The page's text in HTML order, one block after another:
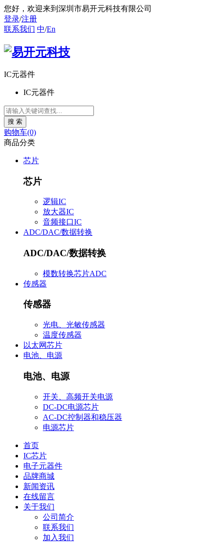
您好 ，欢迎来到深圳市易开元科技有限公司
登录/注册
联系我们 中/En
IC元器件
IC元器件
购物车(0)
商品分类
芯片
芯片
逻辑IC
放大器IC
音频接口IC
ADC/DAC/数据转换
ADC/DAC/数据转换
模数转换芯片ADC
传感器
传感器
光电、光敏传感器
温度传感器
以太网芯片
电池、电源
电池、电源
开关、高频开关电源
DC-DC电源芯片
AC-DC控制器和稳压器
电源芯片
首页
IC芯片
电子元器件
品牌商城
新闻资讯
在线留言
关于我们
公司简介
联系我们
加入我们